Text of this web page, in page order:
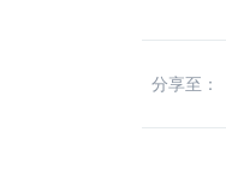
分享至：